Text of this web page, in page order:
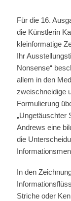
Für die 16.
die Künstlerin
kleinformatige
Ihr
Nonsense“
allem in den
zweischneidige
Formulierung
„Ungetäuschter
Andrews eine
die
In den
Striche oder